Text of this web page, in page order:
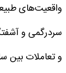
واقعیت‌های
سردرگمی و
و تعاملات بین